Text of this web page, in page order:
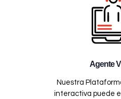
Agente
Nuestra
interactiva puede